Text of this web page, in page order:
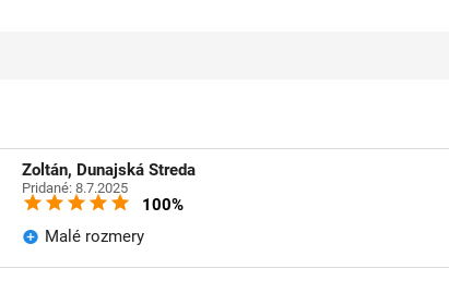
Zoltán, Dunajská Streda
Pridané: 8.7.2025
100%
Malé rozmery